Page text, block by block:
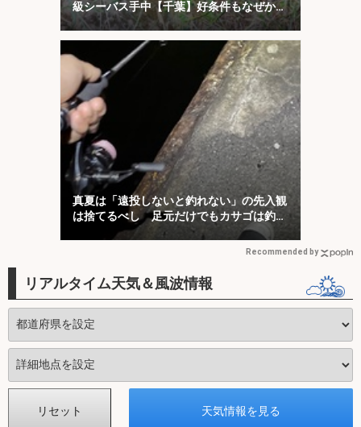
級シーバス手中【千葉】好条件もなぜか苦
戦
真夏は「遠投しないと釣れない」の先入観
は捨てるべし 足元だけでもカサゴは釣れ
Recommended by
リアルタイム天気＆風波情報